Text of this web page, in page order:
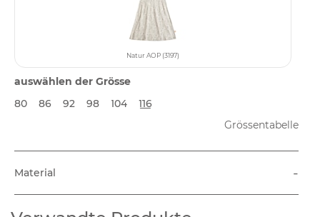
Natur AOP (3197)
auswählen der Grösse
80
86 92 98 104
116
Grössentabelle
Material -